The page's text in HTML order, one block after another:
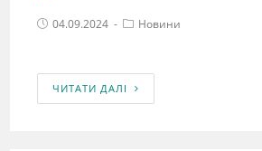
04.09.2024 Новини
ЧИТАТИ ДАЛІ